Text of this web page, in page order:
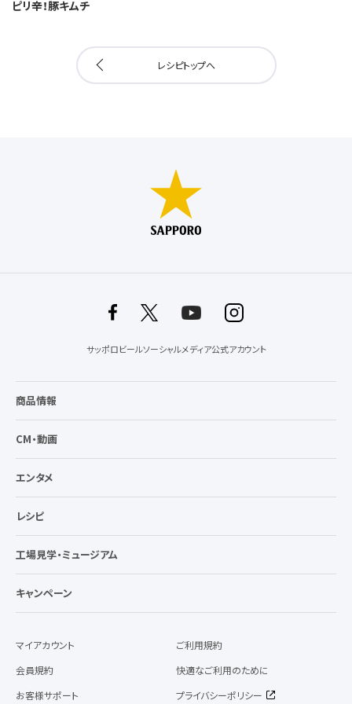
ピリ辛！豚キムチ
レシピトップへ
サッポロビールソーシャルメディア公式アカウント
商品情報
CM・動画
エンタメ
レシピ
工場見学・ミュージアム
キャンペーン
マイアカウント
会員規約
お客様サポート
ご利用規約
快適なご利用のために
プライバシーポリシー